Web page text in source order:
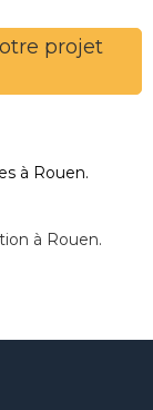
projet
à Rouen.
à Rouen.